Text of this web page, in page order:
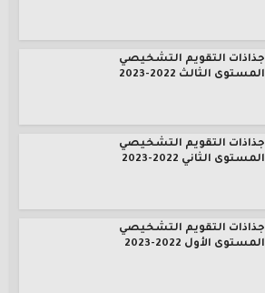
جذاذات التقويم التشخيصي
المستوى الثالث 2022-2023
جذاذات التقويم التشخيصي
المستوى الثاني 2022-2023
جذاذات التقويم التشخيصي
المستوى الأول 2022-2023